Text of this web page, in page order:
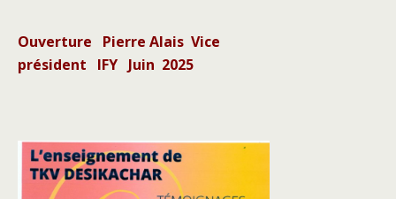
Ouverture Pierre Alais Vice
président IFY Juin 2025